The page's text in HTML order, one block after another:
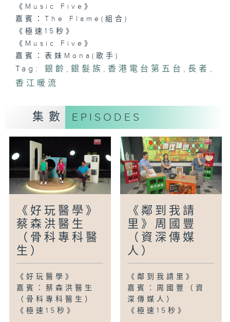
《Music Five》
嘉賓：The Flame(組合)
《極速15秒》
《Music Five》
嘉賓：表妹Mona(歌手)
Tag: 銀齡 , 銀髮族 , 香港電台第五台 ,長者 ,
香江暖流
集數 EPISODES
《好玩醫學》
蔡森洪醫生
（骨科專科醫
生）
《好玩醫學》
嘉賓：蔡森洪醫生
（骨科專科醫生）
《極速15秒》
《鄰到我請
里》周國豐
（資深傳媒
人）
《鄰到我請里》
嘉賓：周國豐（資
深傳媒人）
《極速15秒》